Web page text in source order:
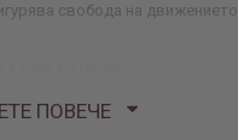
свобода на движението.
ПОВЕЧЕ